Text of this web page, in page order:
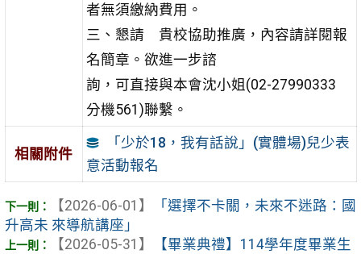
者無須繳納費用。
三、懇請 貴校協助推廣，內容請詳閱報
名簡章。欲進一步諮
詢，可直接與本會沈小姐(02-27990333
分機561)聯繫。
相關附件
「少於18，我有話說」(實體場)兒少表
意活動報名
【2026-06-01】
「選擇不卡關，未來不迷路：國
升高未 來導航講座」
【2026-05-31】
【畢業典禮】114學年度畢業生